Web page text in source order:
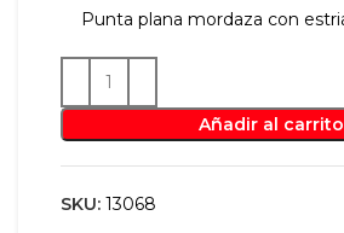
Punta plana mordaza con
Añadir al carrito
SKU: 13068